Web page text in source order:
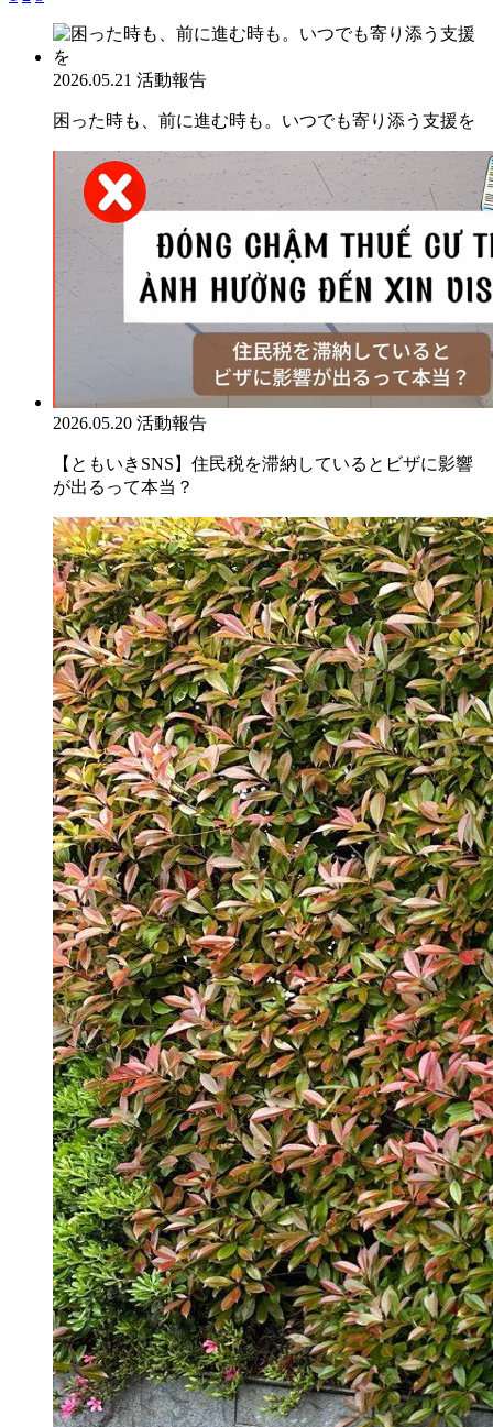
2026.05.21 活動報告
困った時も、前に進む時も。いつでも寄り添う支援を
2026.05.20 活動報告
【ともいきSNS】住民税を滞納しているとビザに影響
が出るって本当？